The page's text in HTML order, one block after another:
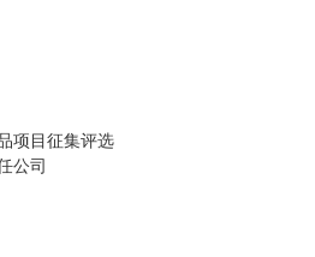
项目征集评选
公司